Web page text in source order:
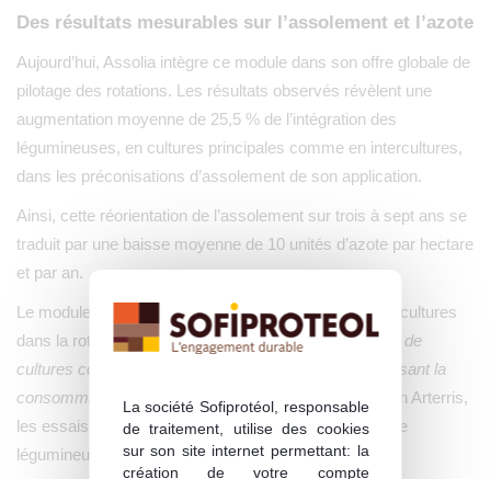
La société Sofiprotéol, responsable
de traitement, utilise des cookies
sur son site internet permettant: la
création de votre compte
Des résultats mesurables sur l’assolement et l’azote
Aujourd’hui, Assolia intègre ce module dans son offre globale de
pilotage des rotations. Les résultats observés révèlent une
augmentation moyenne de 25,5 % de l’intégration des
légumineuses, en cultures principales comme en intercultures,
dans les préconisations d’assolement de son application.
Ainsi, cette réorientation de l’assolement sur trois à sept ans se
traduit par une baisse moyenne de 10 unités d’azote par hectare
et par an.
Le module améliore également le positionnement des cultures
dans la rotation.« Il permet de pérenniser la rentabilité de
cultures comme le pois chiche ou le soja tout en réduisant la
consommation d’azote », souligne Pierre Albouy. Selon Arterris,
les essais montrent une sole comportant davantage de
légumineuses, mieux réparties dans le temps.